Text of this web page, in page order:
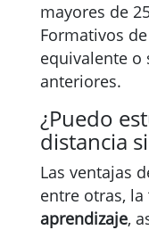
mayores de
Formativos
equivalente o
anteriores.
¿Puedo
distancia
Las ventajas
entre otras, la
aprendizaje,